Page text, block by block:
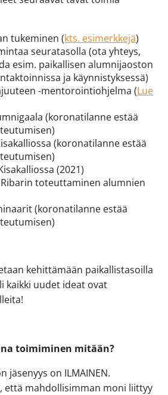
tukeminen (kts. esimerkkejä)
seuratasolla (ota yhteys,
esim. paikallisen alumnijaoston
ja käynnistyksessä)
-mentorointiohjelma (Lue
(koronatilanne estää
(koronatilanne estää
(2021)
toteuttaminen alumnien
(koronatilanne estää
kehittämään paikallistasoilla
kaikki uudet ideat ovat
toimiminen mitään?
jäsenyys on ILMAINEN.
että mahdollisimman moni liittyy